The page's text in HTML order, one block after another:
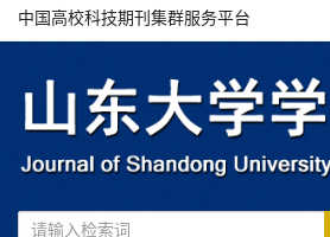
中国高校科技期刊集群服务平台